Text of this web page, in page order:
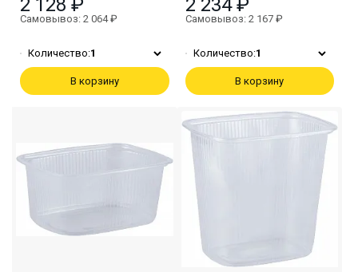
2 128 ₽
Самовывоз: 2 064 ₽
Количество:1
В корзину
2 234 ₽
Самовывоз: 2 167 ₽
Количество:1
В корзину